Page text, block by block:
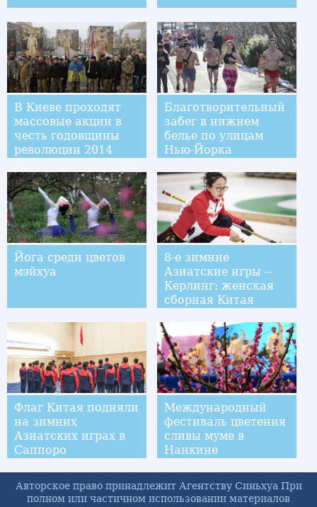
В Киеве проходят
массовые акции в
честь годовщины
революции 2014
Благотворительный
забег в нижнем
белье по улицам
Нью-Йорка
Йога среди цветов
мэйхуа
8-е зимние
Азиатские игры --
Керлинг: женская
сборная Китая
Казахстана
Флаг Китая подняли
на зимних
Азиатских играх в
Саппоро
Международный
фестиваль цветения
сливы муме в
Нанкине
Авторское право принадлежит Агентству Синьхуа При
полном или частичном использовании материалов